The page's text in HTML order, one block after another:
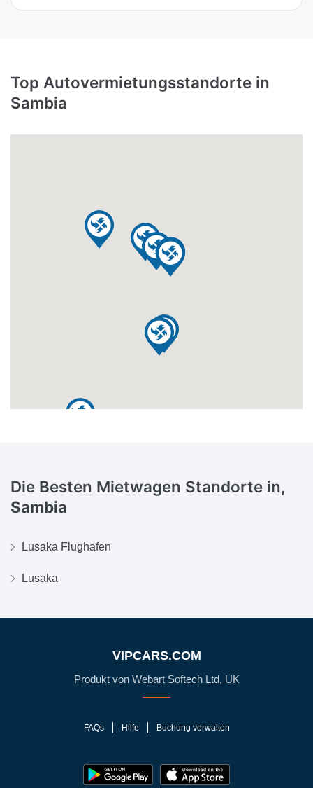
Top Autovermietungsstandorte in
Sambia
Die Besten Mietwagen Standorte in,
Sambia
Lusaka Flughafen
Lusaka
VIPCARS.COM
Produkt von Webart Softech Ltd, UK
FAQs Hilfe Buchung verwalten